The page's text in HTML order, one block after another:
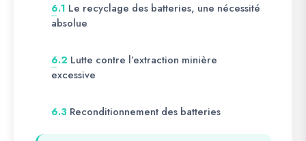
6.1 Le recyclage des batteries, une nécessité
absolue
6.2 Lutte contre l’extraction minière
excessive
6.3 Reconditionnement des batteries